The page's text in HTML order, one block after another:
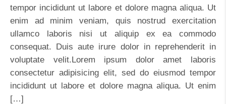
tempor incididunt ut labore et dolore magna aliqua. Ut
enim ad minim veniam, quis nostrud exercitation
ullamco laboris nisi ut aliquip ex ea commodo
consequat. Duis aute irure dolor in reprehenderit in
voluptate velit.Lorem ipsum dolor amet laboris
consectetur adipisicing elit, sed do eiusmod tempor
incididunt ut labore et dolore magna aliqua. Ut enim
[…]